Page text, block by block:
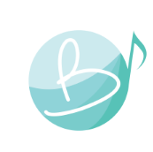
content